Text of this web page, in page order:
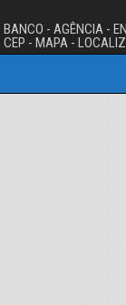
BANCO - AGÊNCIA -
CEP - MAPA -